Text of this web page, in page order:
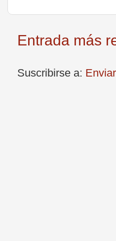
Entrada más
Suscribirse a: